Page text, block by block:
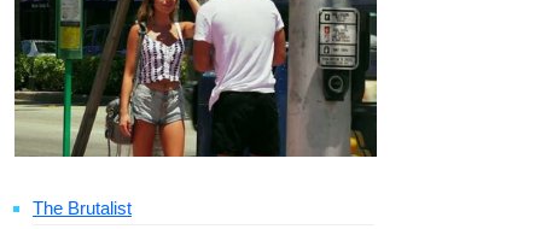
The Brutalist